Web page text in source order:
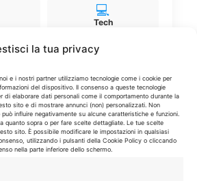
la tua privacy
e i nostri partner utilizziamo tecnologie come i cookie per
del dispositivo. Il consenso a queste tecnologie
di elaborare dati personali come il comportamento durante la
sito e di mostrare annunci (non) personalizzati. Non
influire negativamente su alcune caratteristiche e funzioni.
quanto sopra o per fare scelte dettagliate. Le tue scelte
sito. È possibile modificare le impostazioni in qualsiasi
utilizzando i pulsanti della Cookie Policy o cliccando
nella parte inferiore dello schermo.
💻
Tech
👗
💎
Extra